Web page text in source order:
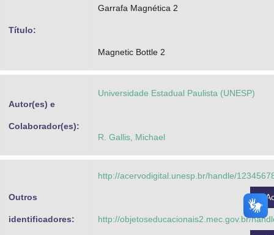
Advocacia-Geral da União
Título:
Garrafa Magnética 2
Magnetic Bottle 2
Autor(es) e
Colaborador(es):
Universidade Estadual Paulista (UNESP)
R. Gallis, Michael
Outros
identificadores:
http://acervodigital.unesp.br/handle/
http://objetoseducacionais2.mec.gov.br/